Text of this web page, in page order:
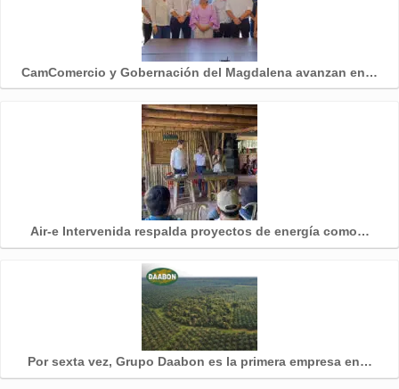
CamComercio y Gobernación del Magdalena avanzan en…
Air-e Intervenida respalda proyectos de energía como…
Por sexta vez, Grupo Daabon es la primera empresa en…